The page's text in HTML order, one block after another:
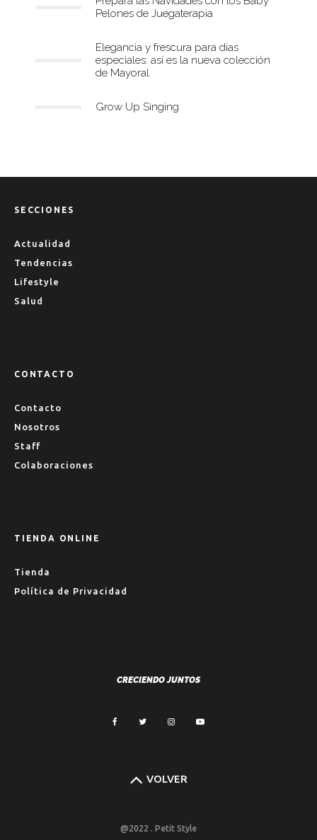
Pelones de Juegaterapia
Elegancia y frescura para días
especiales: así es la nueva colección
de Mayoral
Grow Up Singing
SECCIONES
Actualidad
Tendencias
Lifestyle
Salud
CONTACTO
Contacto
Nosotros
Staff
Colaboraciones
TIENDA ONLINE
Tienda
Política de Privacidad
CRECIENDO JUNTOS
VOLVER
@2022 . Petit Style